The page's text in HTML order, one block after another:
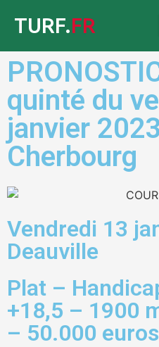
TURF.FR
quinté du
janvier
Cherbourg
Vendredi 13
Deauville
Plat –
+18,5 – 1900
– 50.000